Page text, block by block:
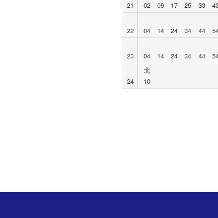
21 02 09 17 25 33
22 04 14 24 34 44
23 04 14 24 34 44
24
北
10